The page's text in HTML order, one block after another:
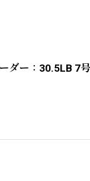
ダー：30.5LB 7